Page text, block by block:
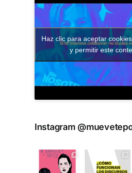
Haz clic para aceptar
y permitir este
Instagram